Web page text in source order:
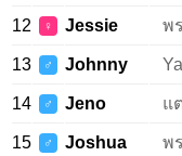
12 ♀ Jessie พ
13 ♂ Johnny
14 ♂ Jeno แ
15 ♂ Joshua พ